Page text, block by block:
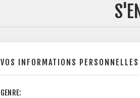
VOS INFORMATIONS PERSONNELLES
GENRE: